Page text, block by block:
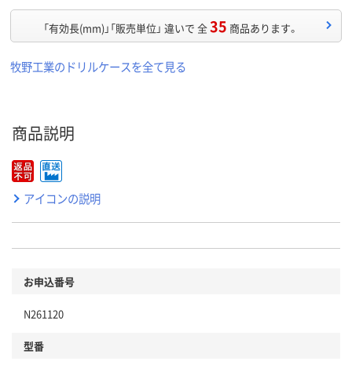
「有効長(mm)」「販売単位」 違いで 全35 商品あります。
牧野工業のドリルケースを全て見る
商品説明
アイコンの説明
お申込番号
N261120
型番